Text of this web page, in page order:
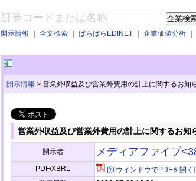
開示情報 ｜ 全文検索 ｜ ぱらぱらEDINET ｜ 企業価値分析 ｜
開示情報 > 営業外収益及び営業外費用の計上に関するお知
営業外収益及び営業外費用の計上に関するお知
開示者 メディアファイブ
PDF/XBRL
[別ウインドウでPDFを開く]